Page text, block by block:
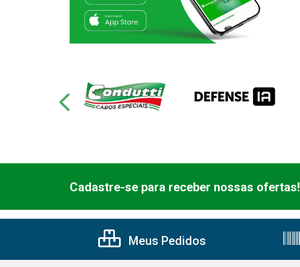
Cadastre-se para receber nossas ofertas!
Meus Pedidos